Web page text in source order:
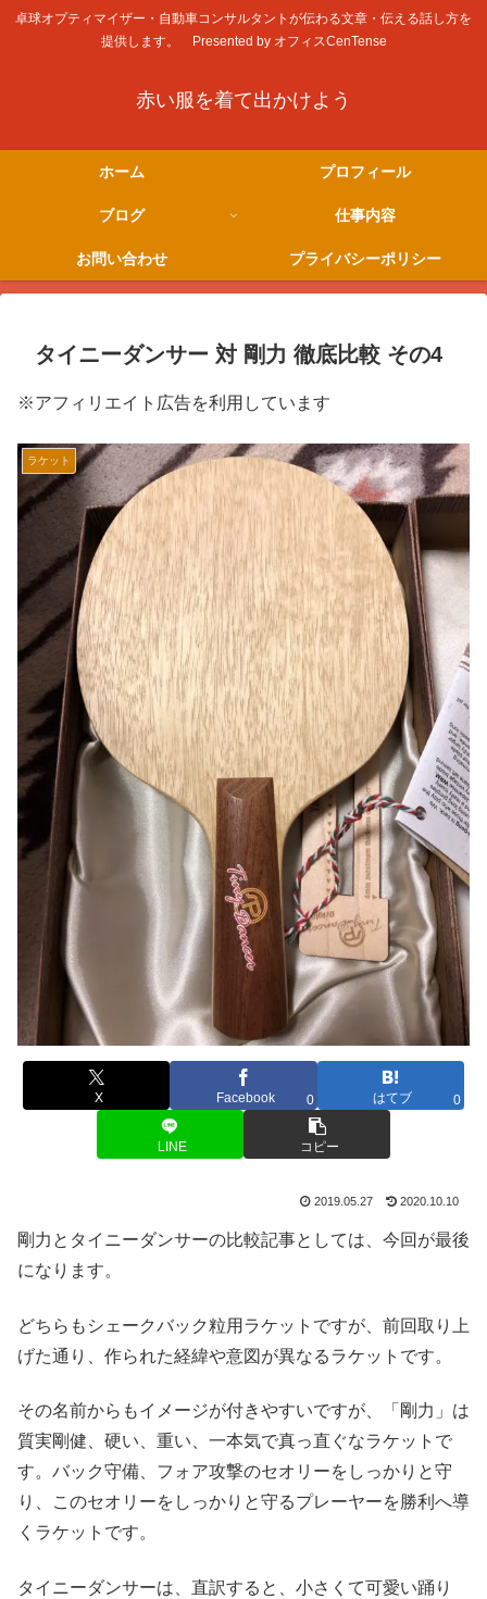
卓球オプティマイザー・自動車コンサルタントが伝わる文章・伝える話し方を
提供します。 Presented by オフィスCenTense
赤い服を着て出かけよう
ホーム プロフィール
ブログ 仕事内容
お問い合わせ プライバシーポリシー
タイニーダンサー 対 剛力 徹底比較 その4
※アフィリエイト広告を利用しています
ラケット
X Facebook 0 はてブ 0
LINE コピー
2019.05.27 2020.10.10
剛力とタイニーダンサーの比較記事としては、今回が最後
になります。
どちらもシェークバック粒用ラケットですが、前回取り上
げた通り、作られた経緯や意図が異なるラケットです。
その名前からもイメージが付きやすいですが、「剛力」は
質実剛健、硬い、重い、一本気で真っ直ぐなラケットで
す。バック守備、フォア攻撃のセオリーをしっかりと守
り、このセオリーをしっかりと守るプレーヤーを勝利へ導
くラケットです。
タイニーダンサーは、直訳すると、小さくて可愛い踊り